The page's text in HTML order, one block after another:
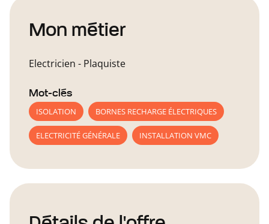
Mon métier
Electricien - Plaquiste
Mot-clés
ISOLATION
BORNES RECHARGE ÉLECTRIQUES
ELECTRICITÉ GÉNÉRALE INSTALLATION VMC